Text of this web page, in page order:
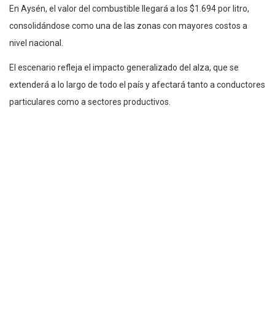
En Aysén, el valor del combustible llegará a los $1.694 por litro,
consolidándose como una de las zonas con mayores costos a
nivel nacional.
El escenario refleja el impacto generalizado del alza, que se
extenderá a lo largo de todo el país y afectará tanto a conductores
particulares como a sectores productivos.